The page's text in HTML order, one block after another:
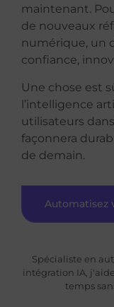
maintenant.
de nouveaux
numérique, un
confiance,
Une chose est
l’intelligence
utilisateurs
façonnera
de demain.
Automatisez
Spécialiste en
intégration IA,
temps